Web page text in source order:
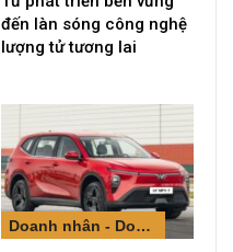
đến làn sóng công nghệ
lượng tử tương lai
Doanh nhân - Doanh nghiệp